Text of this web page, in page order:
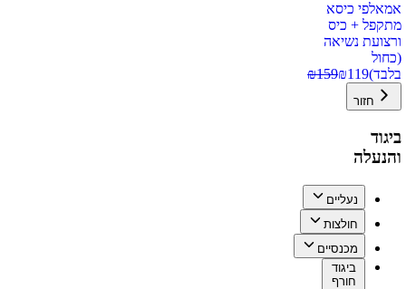
אמאלפי כיסא
מתקפל + כיס
ורצועת נשיאה
(כחול
בלבד)
₪119
₪159
חזור
ביגוד
והנעלה
נעליים
חולצות
מכנסיים
ביגוד
חורף